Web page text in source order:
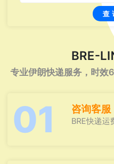
查
BRE-
专业伊朗快递服务，时
01 咨询客服
BRE快递运